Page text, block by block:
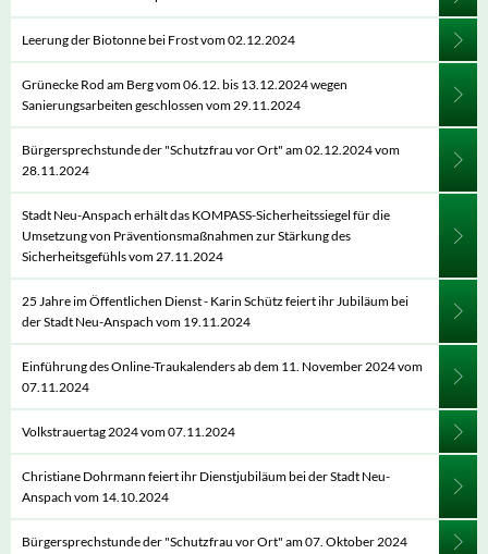
Leerung der Biotonne bei Frost vom 02.12.2024
Grünecke Rod am Berg vom 06.12. bis 13.12.2024 wegen
Sanierungsarbeiten geschlossen vom 29.11.2024
Bürgersprechstunde der "Schutzfrau vor Ort" am 02.12.2024 vom
28.11.2024
Stadt Neu-Anspach erhält das KOMPASS-Sicherheitssiegel für die
Umsetzung von Präventionsmaßnahmen zur Stärkung des
Sicherheitsgefühls vom 27.11.2024
25 Jahre im Öffentlichen Dienst - Karin Schütz feiert ihr Jubiläum bei
der Stadt Neu-Anspach vom 19.11.2024
Einführung des Online-Traukalenders ab dem 11. November 2024 vom
07.11.2024
Volkstrauertag 2024 vom 07.11.2024
Christiane Dohrmann feiert ihr Dienstjubiläum bei der Stadt Neu-
Anspach vom 14.10.2024
Bürgersprechstunde der "Schutzfrau vor Ort" am 07. Oktober 2024